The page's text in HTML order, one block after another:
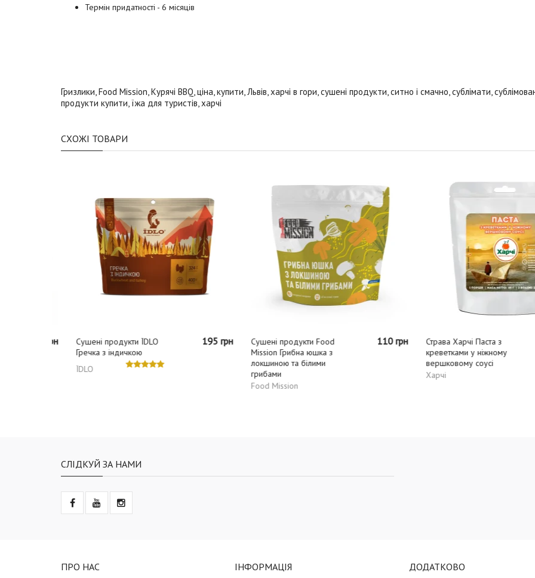
Термін придатності - 6 місяців
Гризлики Food Mission Курячі BBQ ціна купити Львів харчі в гори сушені продукти ситно і смачно сублімати
продукти купити їжа для туристів харчі
СХОЖІ ТОВАРИ
Сушені продукти ЇDLO
Гречка з індичкою
ЇDLO
195 грн
Сушені продукти Food
Mission Грибна юшка з
локшиною та білими
грибами
Food Mission
110 грн
Страва Харчі Паста з
креветками у ніжному
вершковому соусі
Харчі
СЛІДКУЙ ЗА НАМИ
ПРО НАС ІНФОРМАЦІЯ ДОДАТКОВО